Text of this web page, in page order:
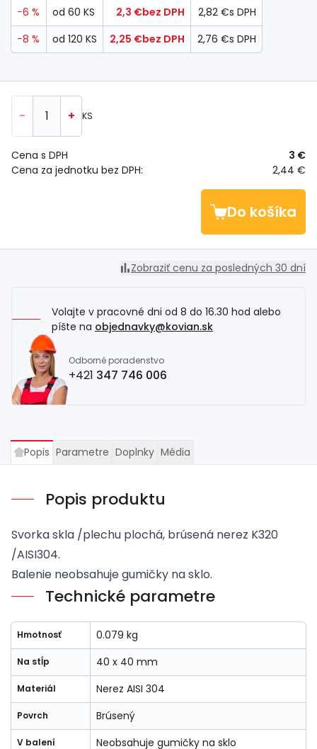
−6 %
od 60 KS 2,3 €bez DPH 2,82 €s DPH
−8 %
od 120 KS 2,25 €bez DPH 2,76 €s DPH
- + KS
Cena za jednotku bez DPH: 2,44 €
Cena s DPH 3 €
Do košíka
Zobraziť cenu za posledných 30 dní
Volajte v pracovné dni od 8 do 16.30 hod alebo
píšte na objednavky@kovian.sk
Odborné poradenstvo
+421 347 746 006
Popis Parametre Doplnky Média
Popis produktu
Svorka skla /plechu plochá, brúsená nerez K320
/AISI304.
Balenie neobsahuje gumičky na sklo.
Technické parametre
Hmotnosť 0.079 kg
Na stĺp 40 x 40 mm
Materiál Nerez AISI 304
Povrch Brúsený
V balení Neobsahuje gumičky na sklo